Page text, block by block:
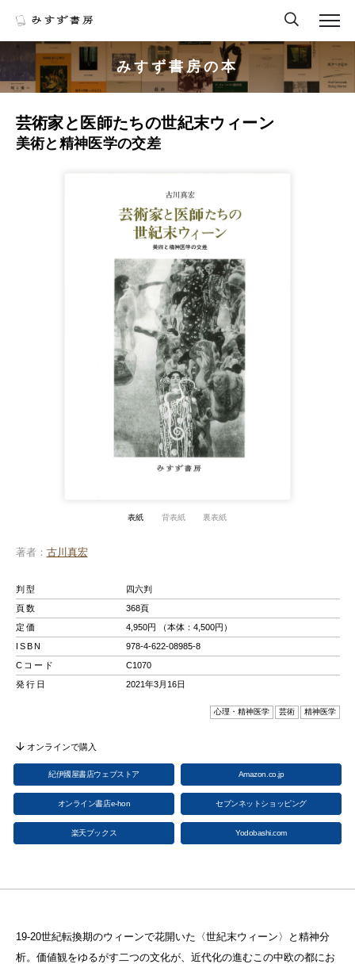
みすず書房の本
芸術家と医師たちの世紀末ウィーン
美術と精神医学の交差
表紙 背表紙 裏表紙
著者 古川真宏
判型
四六判
頁数
368頁
定価
4,950円 （本体：4,500円）
ISBN
978-4-622-08985-8
Cコード
C1070
発行日
2021年3月16日
心理・精神医学 芸術 精神医学
オンラインで購入
紀伊國屋書店ウェブストア Amazon.co.jp
オンライン書店e-hon セブンネットショッピング
楽天ブックス Yodobashi.com
19-20世紀転換期のウィーンで花開いた〈世紀末ウィーン〉と精神分
析。価値観をゆるがす二つの文化が、近代化の進むこの中欧の都にお